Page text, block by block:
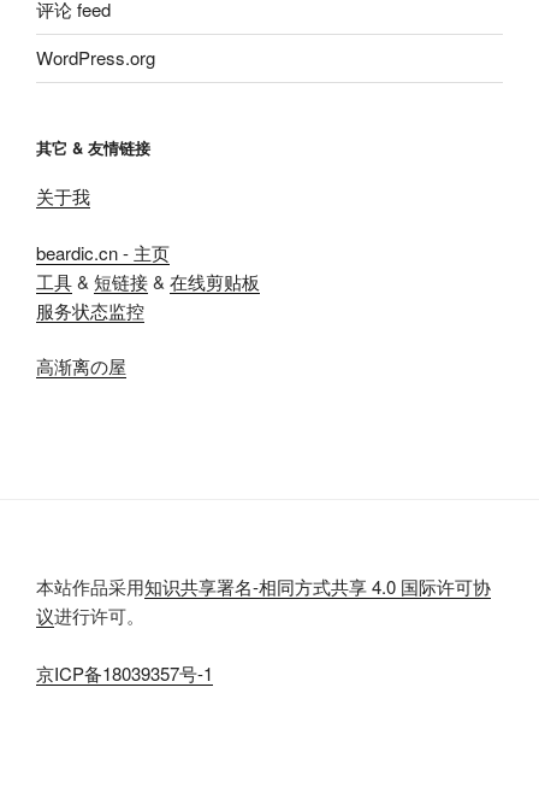
评论 feed
WordPress.org
其它 & 友情链接
关于我
beardic.cn - 主页
工具& 短链接& 在线剪贴板
服务状态监控
高渐离の屋
本站作品采用知识共享署名-相同方式共享 4.0 国际许可协
议进行许可。
京ICP备18039357号-1